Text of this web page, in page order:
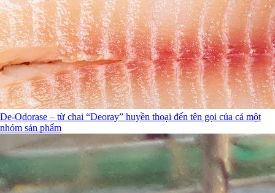
De-Odorase – từ chai “Deoray” huyền thoại đến tên gọi của cả một
nhóm sản phẩm